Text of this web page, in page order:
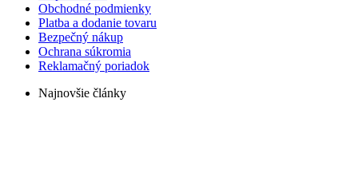
Obchodné podmienky
Platba a dodanie tovaru
Bezpečný nákup
Ochrana súkromia
Reklamačný poriadok
Najnovšie články